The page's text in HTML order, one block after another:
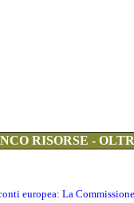
RISORSE -
europea: La